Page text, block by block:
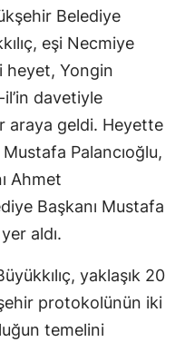
Belediye
eşi Necmiye
heyet, Yongin
davetiyle
araya geldi. Heyette
Palancıoğlu,
Ahmet
Başkanı Mustafa
aldı.
yaklaşık 20
protokolünün iki
temelini